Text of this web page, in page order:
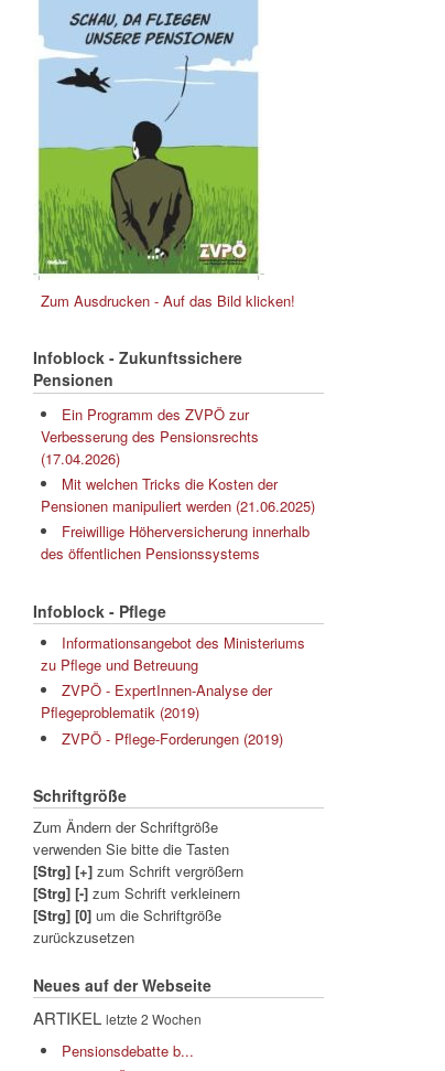
Zum Ausdrucken - Auf das Bild klicken!
Infoblock - Zukunftssichere
Pensionen
Ein Programm des ZVPÖ zur
Verbesserung des Pensionsrechts
(17.04.2026)
Mit welchen Tricks die Kosten der
Pensionen manipuliert werden (21.06.2025)
Freiwillige Höherversicherung innerhalb
des öffentlichen Pensionssystems
Infoblock - Pflege
Informationsangebot des Ministeriums
zu Pflege und Betreuung
ZVPÖ - ExpertInnen-Analyse der
Pflegeproblematik (2019)
ZVPÖ - Pflege-Forderungen (2019)
Schriftgröße
Zum Ändern der Schriftgröße
verwenden Sie bitte die Tasten
[Strg] [+] zum Schrift vergrößern
[Strg] [-] zum Schrift verkleinern
[Strg] [0] um die Schriftgröße
zurückzusetzen
Neues auf der Webseite
ARTIKEL letzte 2 Wochen
Pensionsdebatte b...